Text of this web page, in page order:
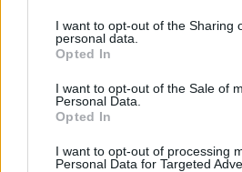
I want to opt-out of the Sharing
personal data.
Opted In
I want to opt-out of the Sale of
Personal Data.
Opted In
I want to opt-out of processing
Personal Data for Targeted
Esim for USA|Esim for Italy|